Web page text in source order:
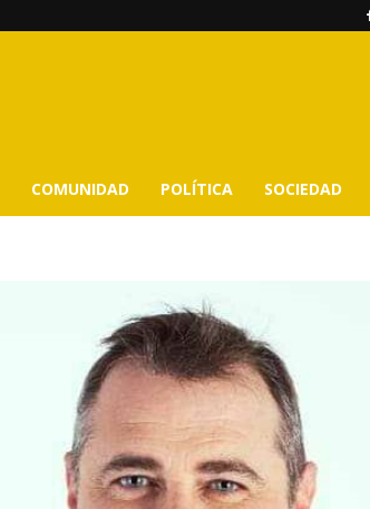
COMUNIDAD POLÍTICA SOCIEDAD